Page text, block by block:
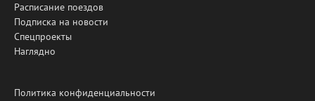
Расписание поездов
Подписка на новости
Спецпроекты
Наглядно
Политика конфиденциальности